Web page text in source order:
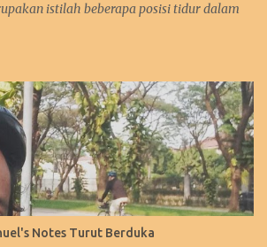
istilah beberapa posisi tidur dalam
Notes Turut Berduka